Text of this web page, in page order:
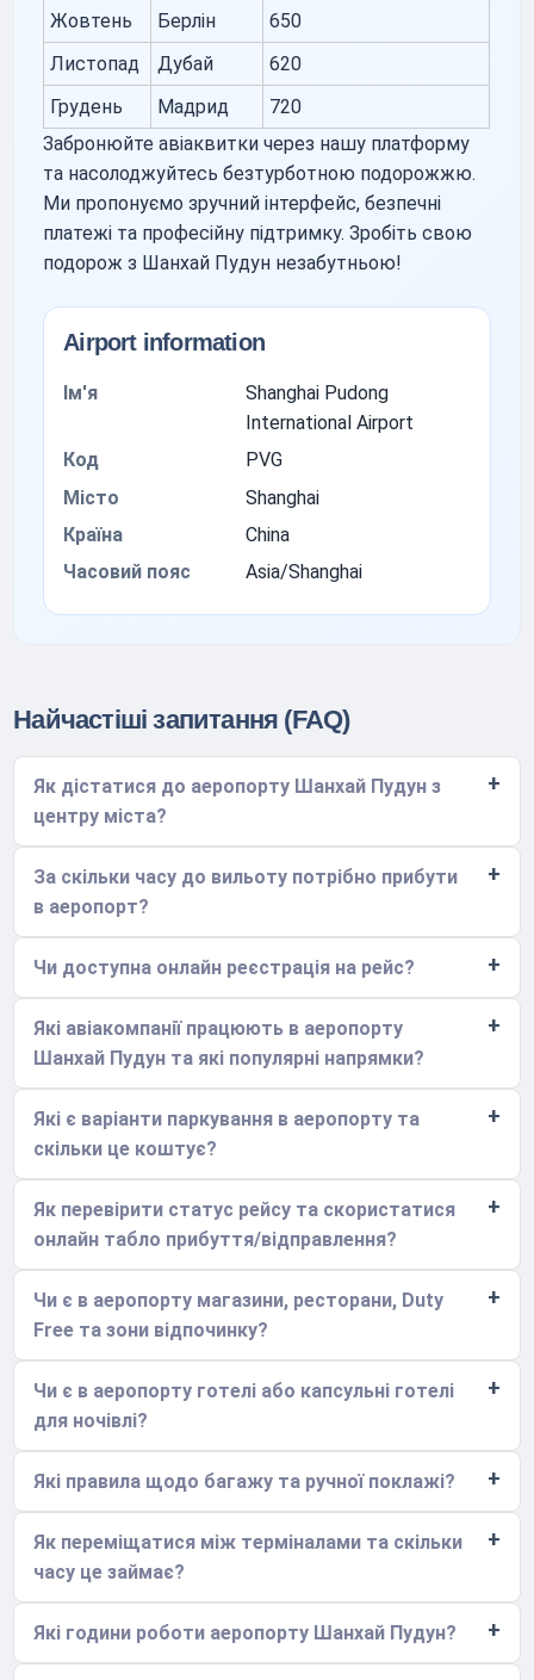
Жовтень Берлін
650
Листопад
Дубай
620
Грудень
Мадрид
720
Забронюйте авіаквитки через нашу платформу
та насолоджуйтесь безтурботною подорожжю.
Ми пропонуємо зручний інтерфейс, безпечні
платежі та професійну підтримку. Зробіть свою
подорож з Шанхай Пудун незабутньою!
Airport information
Ім'я
Shanghai Pudong
International Airport
Код
PVG
Місто
Shanghai
Країна
China
Часовий пояс
Asia/Shanghai
Найчастіші запитання (FAQ)
Як дістатися до аеропорту Шанхай Пудун з
центру міста?
За скільки часу до вильоту потрібно прибути
в аеропорт?
Чи доступна онлайн реєстрація на рейс?
Які авіакомпанії працюють в аеропорту
Шанхай Пудун та які популярні напрямки?
Які є варіанти паркування в аеропорту та
скільки це коштує?
Як перевірити статус рейсу та скористатися
онлайн табло прибуття/відправлення?
Чи є в аеропорту магазини, ресторани, Duty
Free та зони відпочинку?
Чи є в аеропорту готелі або капсульні готелі
для ночівлі?
Які правила щодо багажу та ручної поклажі?
Як переміщатися між терміналами та скільки
часу це займає?
Які години роботи аеропорту Шанхай Пудун?